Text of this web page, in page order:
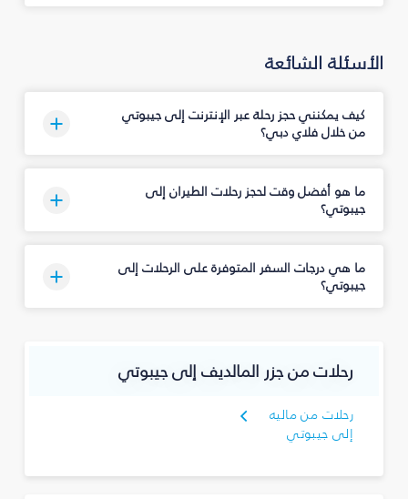
الأسئلة الشائعة
كيف يمكنني حجز رحلة عبر الإنترنت إلى جيبوتي
من خلال فلاي دبي؟
ما هو أفضل وقت لحجز رحلات الطيران إلى
جيبوتي؟
ما هي درجات السفر المتوفرة على الرحلات إلى
جيبوتي؟
رحلات من جزر المالديف إلى جيبوتي
رحلات من ماليه
إلى جيبوتي